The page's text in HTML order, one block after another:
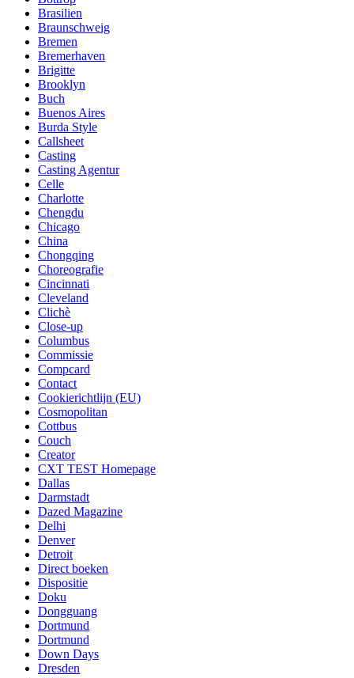
Brasilien
Braunschweig
Bremen
Bremerhaven
Brigitte
Brooklyn
Buch
Buenos Aires
Burda Style
Callsheet
Casting
Casting Agentur
Celle
Charlotte
Chengdu
Chicago
China
Chongqing
Choreografie
Cincinnati
Cleveland
Clichè
Close-up
Columbus
Commissie
Compcard
Contact
Cookierichtlijn (EU)
Cosmopolitan
Cottbus
Couch
Creator
CXT TEST Homepage
Dallas
Darmstadt
Dazed Magazine
Delhi
Denver
Detroit
Direct boeken
Dispositie
Doku
Dongguang
Dortmund
Dortmund
Down Days
Dresden